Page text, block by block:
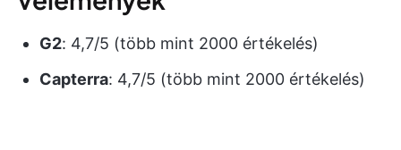
G2: 4,7/5 (több mint 2000 értékelés)
Capterra: 4,7/5 (több mint 2000 értékelés)